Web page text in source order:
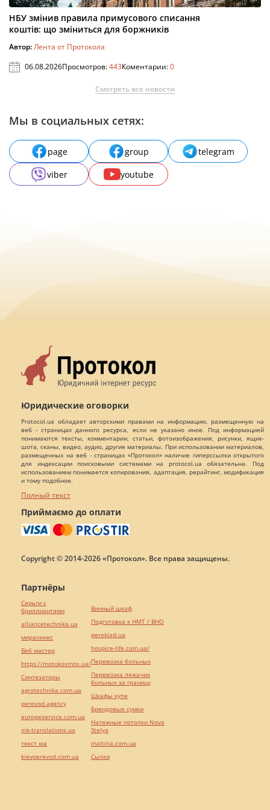
НБУ змінив правила примусового списання
коштів: що зміниться для боржників
Автор:Лента от Протокола
06.08.2026Просмотров:443Коментарии:0
Смотреть все новости
Мы в социальных сетях:
page group
telegram
viber
youtube
Юридические оговорки
Protocol.ua обладает авторскими правами на информацию, размещенную на
веб - страницах данного ресурса, если не указано иное. Под информацией
понимаются тексты, комментарии, статьи, фотоизображения, рисунки, ящик-
шота, сканы, видео, аудио, другие материалы. При использовании материалов,
размещенных на веб - страницах «Протокол» наличие гиперссылки открытого
для индексации поисковыми системами на protocol.ua обязательна. Под
использованием понимается копирования, адаптация, рерайтинг, модификация
и тому подобное.
Полный текст
Приймаємо до оплати
Copyright © 2014-2026 «Протокол». Все права защищены.
Партнёры
Серьги с
бриллиантами
alliancetechnika.ua
миралинкс
Веб мастер
https://motokosmos.ua/
Синтезаторы
agrotechnika.com.ua
perevod.agency
europeservice.com.ua
mk-translations.ua
текст юа
kievperevod.com.ua
Винный шкаф
Подготовка к НМТ / ВНО
pereklad.ua
hospice-life.com.ua/
Перевозка больных
Перевозка лежачих
больных за границу
Шкафы купе
Брендовые сумки
Натяжные потолки Nova
Stelya
maltina.com.ua
Cылки